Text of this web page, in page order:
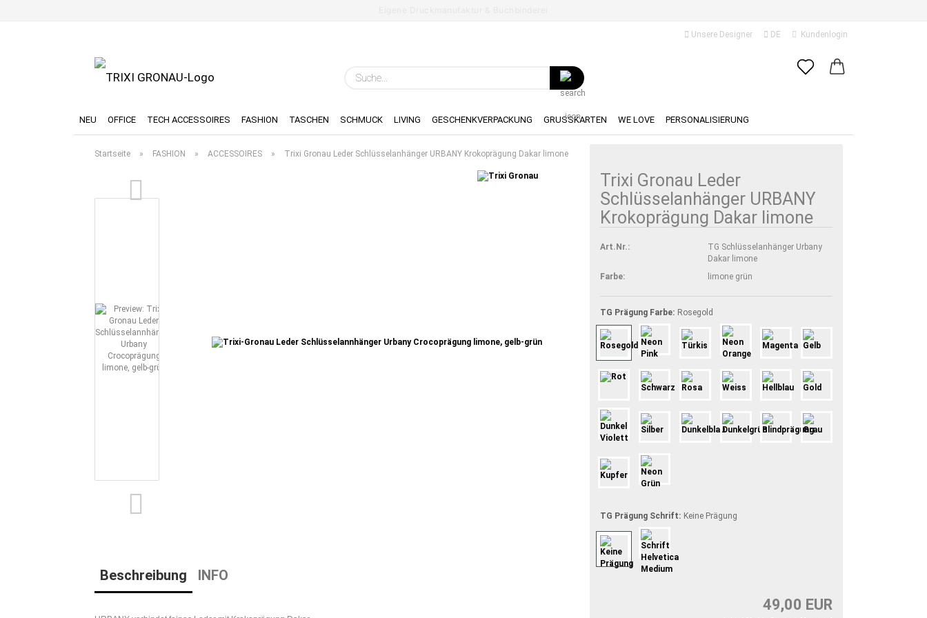
Unsere Designer DE
Lieferland
Kundenlogin
Konto erstellen
Passwort vergessen?
Suche...
NEU OFFICE TECH ACCESSOIRES FASHION TASCHEN SCHMUCK LIVING GESCHENKVERPACKUNG GRUSSKARTEN WE LOVE PERSONALISIERUNG
Startseite » FASHION » ACCESSOIRES » Trixi Gronau Leder Schlüsselanhänger URBANY Krokoprägung Dakar limone
Trixi Gronau Leder
Schlüsselanhänger URBANY
Krokoprägung Dakar limone
Art.Nr.:
TG Schlüsselanhänger Urbany
Dakar limone
Farbe:
limone grün
TG Prägung Farbe: Rosegold
TG Prägung Schrift: Keine Prägung
49,00 EUR
Beschreibung INFO